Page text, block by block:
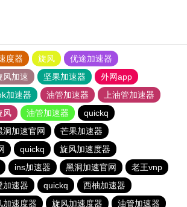
度器 旋风
优途加速器
风加速 坚果加速器
外网app
加速器 油管加速器
上油管加速器
风 油管加速器
quickq
洞加速官网
芒果加速器
quickq
旋风加速度器
ins加速器 黑洞加速官网
老王vnp
加速器 quickq
西柚加速器
加速度器 旋风加速度器 油管加速器